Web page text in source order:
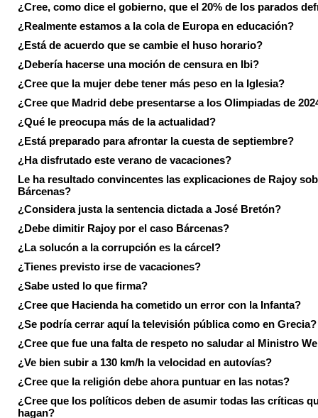
¿Cree, como dice el gobierno, que el 20% de los parados
¿Realmente estamos a la cola de Europa en educación?
¿Está de acuerdo que se cambie el huso horario?
¿Debería hacerse una moción de censura en Ibi?
¿Cree que la mujer debe tener más peso en la Iglesia?
¿Cree que Madrid debe presentarse a los Olimpiadas de
¿Qué le preocupa más de la actualidad?
¿Está preparado para afrontar la cuesta de septiembre?
¿Ha disfrutado este verano de vacaciones?
Le ha resultado convincentes las explicaciones de Rajoy
Bárcenas?
¿Considera justa la sentencia dictada a José Bretón?
¿Debe dimitir Rajoy por el caso Bárcenas?
¿La solucón a la corrupción es la cárcel?
¿Tienes previsto irse de vacaciones?
¿Sabe usted lo que firma?
¿Cree que Hacienda ha cometido un error con la Infanta?
¿Se podría cerrar aquí la televisión pública como en Grecia?
¿Cree que fue una falta de respeto no saludar al Ministro
¿Ve bien subir a 130 km/h la velocidad en autovías?
¿Cree que la religión debe ahora puntuar en las notas?
¿Cree que los políticos deben de asumir todas las críticas
hagan?